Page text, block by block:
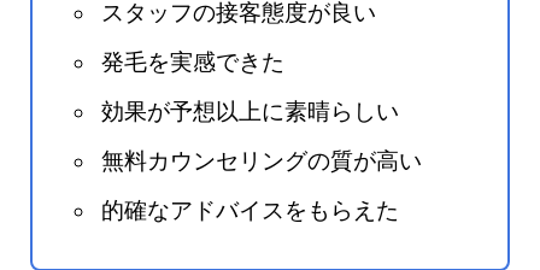
スタッフの接客態度が良い
発毛を実感できた
効果が予想以上に素晴らしい
無料カウンセリングの質が高い
的確なアドバイスをもらえた